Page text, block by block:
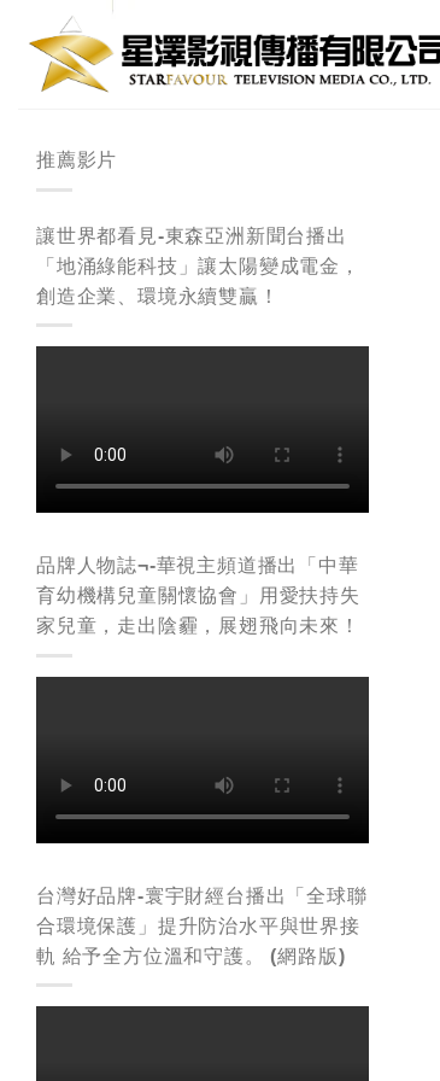
content
推薦影片
讓世界都看見-東森亞洲新聞台播出
「地涌綠能科技」讓太陽變成電金，
創造企業、環境永續雙贏！
品牌人物誌¬-華視主頻道播出「中華
育幼機構兒童關懷協會」用愛扶持失
家兒童，走出陰霾，展翅飛向未來！
台灣好品牌-寰宇財經台播出「全球聯
合環境保護」提升防治水平與世界接
軌 給予全方位溫和守護。 (網路版)